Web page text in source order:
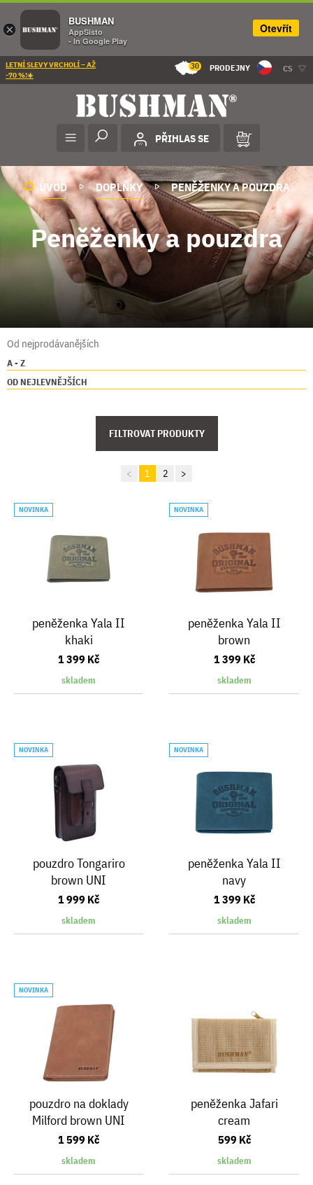
LETNÍ SLEVY VRCHOLÍ – AŽ
-70 %!☀️
30 PRODEJNY CS
PŘIHLAS SE
ÚVOD DOPLŇKY PENĚŽENKY A POUZDRA
Peněženky a pouzdra
Od nejprodávanějších
A - Z
OD NEJLEVNĚJŠÍCH
FILTROVAT PRODUKTY
< 1 2 >
NOVINKA
peněženka Yala II
khaki
1 399 Kč
skladem
NOVINKA
peněženka Yala II
brown
1 399 Kč
skladem
NOVINKA
pouzdro Tongariro
brown UNI
1 999 Kč
skladem
NOVINKA
peněženka Yala II
navy
1 399 Kč
skladem
NOVINKA
pouzdro na doklady
Milford brown UNI
1 599 Kč
skladem
peněženka Jafari
cream
599 Kč
skladem
×
BUSHMAN
AppSisto
- In Google Play
Otevřít